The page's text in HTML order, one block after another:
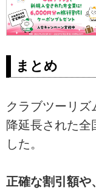
まとめ
クラブツーリズ
降延長された全
した。
正確な割引額や